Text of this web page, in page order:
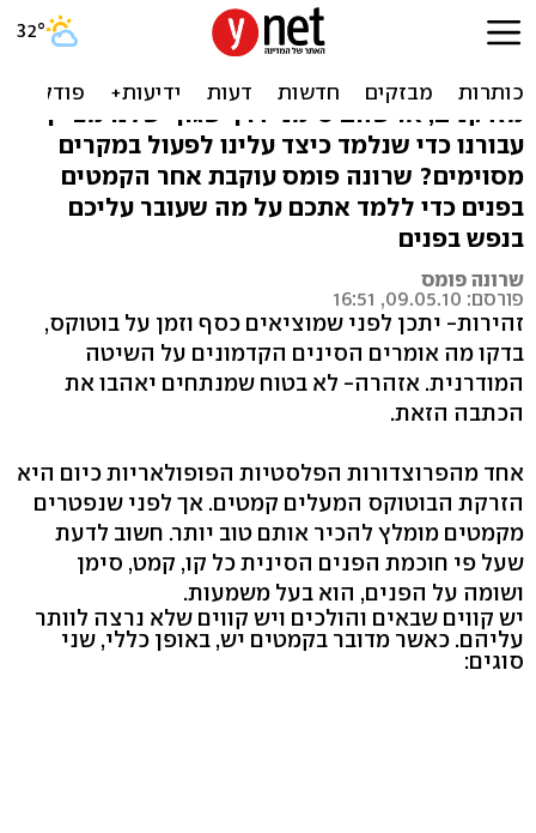
בוטוקס, כן או לא?
האם הקמטים שיש לנו על הפנים קורים כי
מזדקנים, או שהם סימני דרך שגוף שלנו מציין
עבורנו כדי שנלמד כיצד עלינו לפעול במקרים
מסוימים? שרונה פומס עוקבת אחר הקמטים
בפנים כדי ללמד אתכם על מה שעובר עליכם
בנפש בפנים
שרונה פומס
פורסם: 09.05.10, 16:51
זהירות- יתכן לפני שמוציאים כסף וזמן על בוטוקס,
בדקו מה אומרים הסינים הקדמונים על השיטה
המודרנית. אזהרה- לא בטוח שמנתחים יאהבו את
הכתבה הזאת.
אחד מהפרוצדורות הפלסטיות הפופולאריות כיום היא
הזרקת הבוטוקס המעלים קמטים. אך לפני שנפטרים
מקמטים מומלץ להכיר אותם טוב יותר. חשוב לדעת
שעל פי חוכמת הפנים הסינית כל קו, קמט, סימן
ושומה על הפנים, הוא בעל משמעות.
יש קווים שבאים והולכים ויש קווים שלא נרצה לוותר
עליהם. כאשר מדובר בקמטים יש, באופן כללי, שני
סוגים: